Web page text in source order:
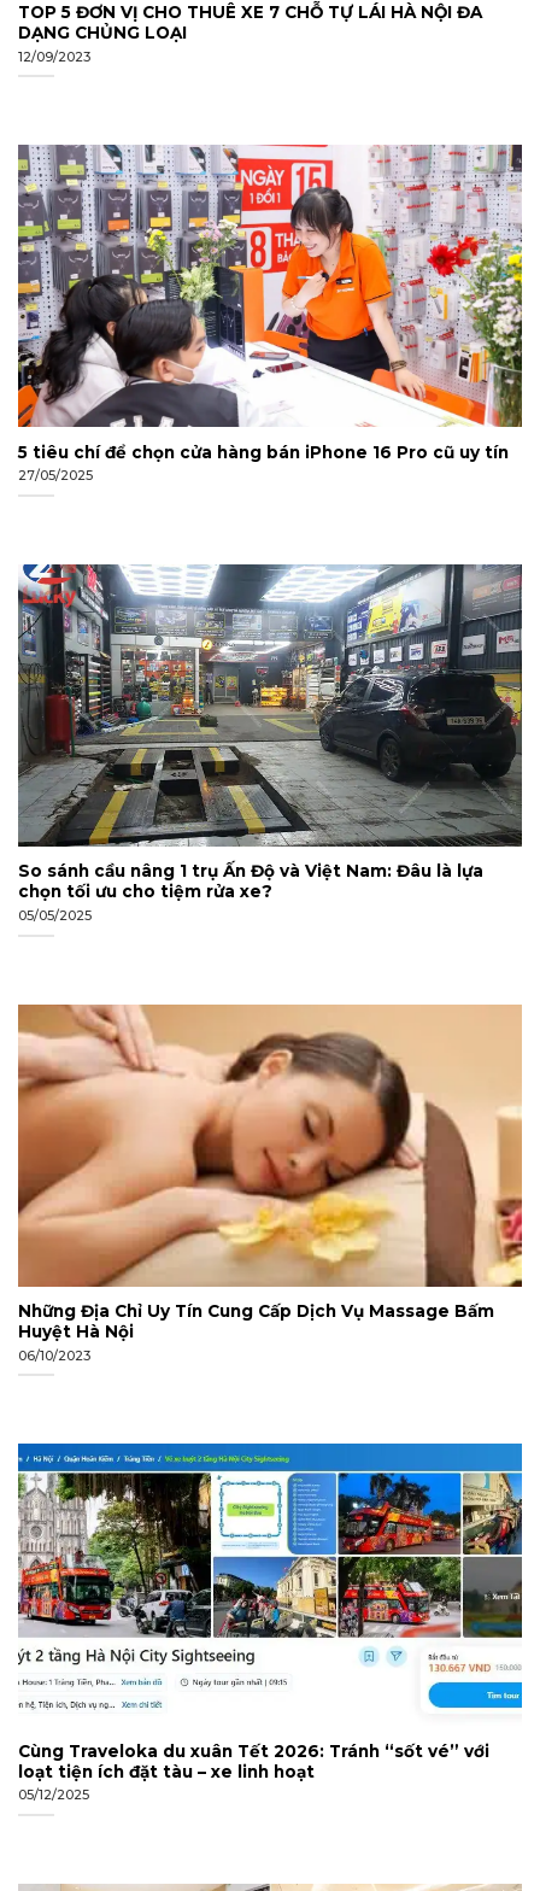
TOP 5 ĐƠN VỊ CHO THUÊ XE 7 CHỖ TỰ LÁI HÀ NỘI ĐA
DẠNG CHỦNG LOẠI
12/09/2023
5 tiêu chí để chọn cửa hàng bán iPhone 16 Pro cũ uy tín
27/05/2025
So sánh cầu nâng 1 trụ Ấn Độ và Việt Nam: Đâu là lựa
chọn tối ưu cho tiệm rửa xe?
05/05/2025
Những Địa Chỉ Uy Tín Cung Cấp Dịch Vụ Massage Bấm
Huyệt Hà Nội
06/10/2023
Cùng Traveloka du xuân Tết 2026: Tránh “sốt vé” với
loạt tiện ích đặt tàu – xe linh hoạt
05/12/2025